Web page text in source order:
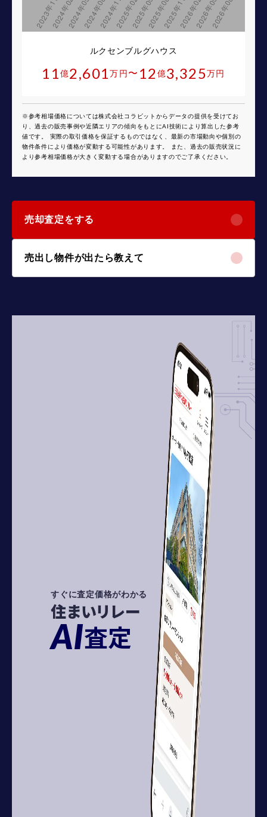
ルクセンブルグハウス
11億2,601万円〜 12億3,325万円
※参考相場価格については株式会社コラビットからデータの提供を受けてお
り、過去の販売事例や近隣エリアの傾向をもとにAI技術により算出した参考
値です。 実際の取引価格を保証するものではなく、最新の市場動向や個別の
物件条件により価格が変動する可能性があります。 また、過去の販売状況に
より参考相場価格が大きく変動する場合がありますのでご了承ください。
売却査定をする
売出し物件が出たら教えて
すぐに査定価格がわかる
住まいリレー
AI査定